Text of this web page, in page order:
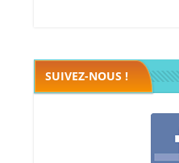
SUIVEZ-NOUS !